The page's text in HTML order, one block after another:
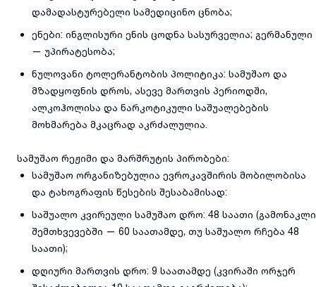
დამადასტურებელი სამედიცინო ცნობა;
ენები: ინგლისური ენის ცოდნა სასურველია; გერმანული
— უპირატესობა;
ნულოვანი ტოლერანტობის პოლიტიკა: სამუშაო და
მზადყოფნის დროს, ასევე მართვის პერიოდში,
ალკოჰოლისა და ნარკოტიკული საშუალებების
მოხმარება მკაცრად აკრძალულია.
სამუშაო რეჟიმი და მარშრუტის პირობები:
სამუშაო ორგანიზებულია ევროკავშირის მობილობისა
და ტახოგრაფის წესების შესაბამისად:
საშუალო კვირეული სამუშაო დრო: 48 საათი
შემთხვევებში — 60 საათამდე, თუ საშუალო რჩება 48
საათი);
დღიური მართვის დრო: 9 საათამდე (კვირაში ორჯერ